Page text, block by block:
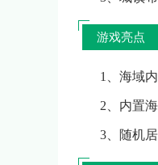
游戏亮点
1、海域
2、内置
3、随机